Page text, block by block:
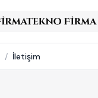
/ İletişim